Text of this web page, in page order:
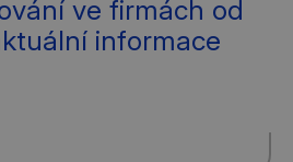
ve firmách od
informace